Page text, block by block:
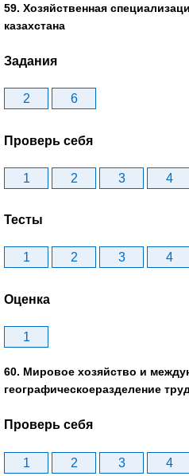
59. Хозяйственная
казахстана
Задания
2 6
Проверь себя
1 2 3 4
Тесты
1 2 3 4
Оценка
1
60. Мировое хозяйство и
географическоеразделение
Проверь себя
1 2 3 4